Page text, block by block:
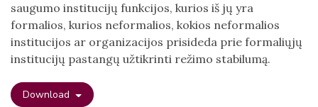
saugumo institucijų funkcijos, kurios iš jų yra
formalios, kurios neformalios, kokios neformalios
institucijos ar organizacijos prisideda prie formaliųjų
institucijų pastangų užtikrinti režimo stabilumą.
Download